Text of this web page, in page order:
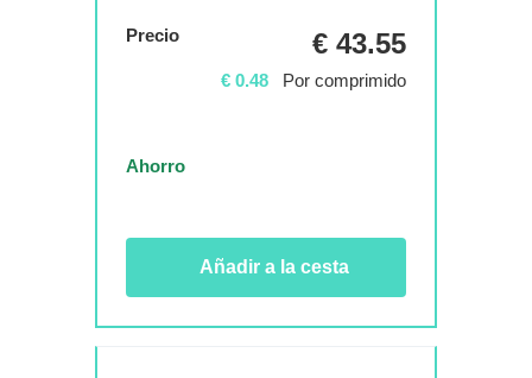
Precio € 43.55
€ 0.48 Por comprimido
Ahorro
Añadir a la cesta